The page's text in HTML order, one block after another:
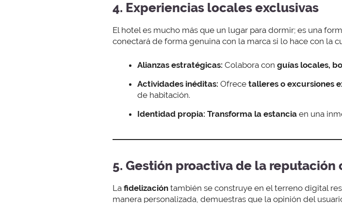
4. Experiencias locales exclusivas
El hotel es mucho más que un lugar para dormir; es una
conectará de forma genuina con la marca si lo hace con la
Alianzas estratégicas: Colabora con guías locales,
Actividades inéditas: Ofrece talleres o excursiones
de habitación.
Identidad propia: Transforma la estancia en una
5. Gestión proactiva de la reputación
La fidelización también se construye en el terreno digital
manera personalizada, demuestras que la opinión del